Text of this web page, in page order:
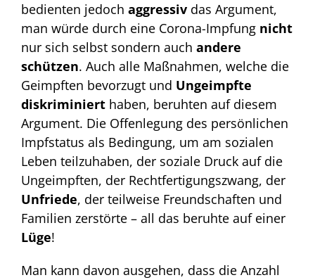
bedienten jedoch aggressiv das Argument,
man würde durch eine Corona-Impfung nicht
nur sich selbst sondern auch andere
schützen. Auch alle Maßnahmen, welche die
Geimpften bevorzugt und Ungeimpfte
diskriminiert haben, beruhten auf diesem
Argument. Die Offenlegung des persönlichen
Impfstatus als Bedingung, um am sozialen
Leben teilzuhaben, der soziale Druck auf die
Ungeimpften, der Rechtfertigungszwang, der
Unfriede, der teilweise Freundschaften und
Familien zerstörte – all das beruhte auf einer
Lüge!
Man kann davon ausgehen, dass die Anzahl